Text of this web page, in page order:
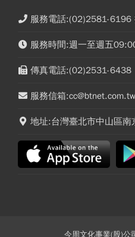
服務電話:(02)2581-6196
服務時間:週一至週五
傳真電話:(02)2531-6438
服務信箱:cc@btnet.com.tw
地址:台灣臺北市中山區
今周文化事業(股)